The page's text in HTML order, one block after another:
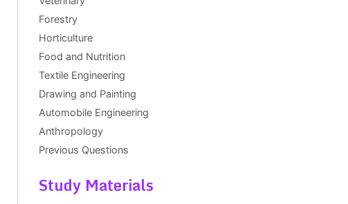
Forestry
Horticulture
Food and Nutrition
Textile Engineering
Drawing and Painting
Automobile Engineering
Anthropology
Previous Questions
Study Materials